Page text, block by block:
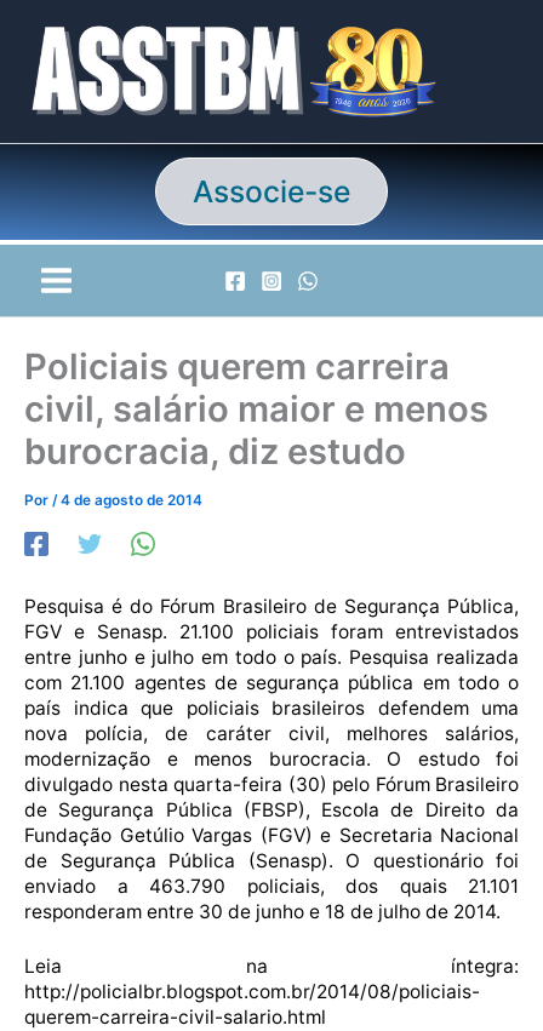
conteúdo
Associe-se
Policiais querem carreira
civil, salário maior e menos
burocracia, diz estudo
Por /4 de agosto de 2014
Pesquisa é do Fórum Brasileiro de Segurança Pública,
FGV e Senasp. 21.100 policiais foram entrevistados
entre junho e julho em todo o país. Pesquisa realizada
com 21.100 agentes de segurança pública em todo o
país indica que policiais brasileiros defendem uma
nova polícia, de caráter civil, melhores salários,
modernização e menos burocracia. O estudo foi
divulgado nesta quarta-feira (30) pelo Fórum Brasileiro
de Segurança Pública (FBSP), Escola de Direito da
Fundação Getúlio Vargas (FGV) e Secretaria Nacional
de Segurança Pública (Senasp). O questionário foi
enviado a 463.790 policiais, dos quais 21.101
responderam entre 30 de junho e 18 de julho de 2014.
Leia na íntegra:
http://policialbr.blogspot.com.br/2014/08/policiais-
querem-carreira-civil-salario.html